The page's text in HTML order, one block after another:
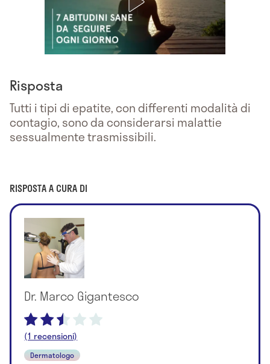
Risposta
Tutti i tipi di epatite, con differenti modalità di
contagio, sono da considerarsi malattie
sessualmente trasmissibili.
RISPOSTA A CURA DI
Dr. Marco Gigantesco
(1 recensioni)
Dermatologo